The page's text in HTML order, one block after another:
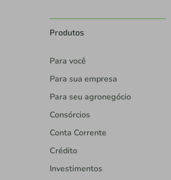
Produtos
Para você
Para sua empresa
Para seu agronegócio
Consórcios
Conta Corrente
Crédito
Investimentos